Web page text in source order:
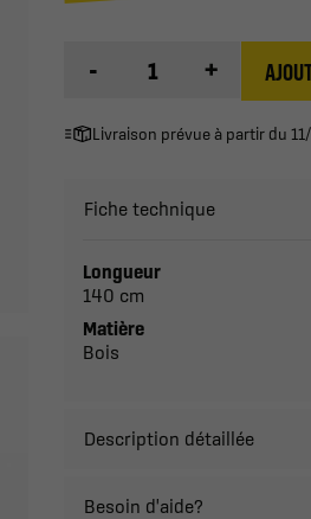
- +
Livraison prévue à partir du
Fiche technique
Longueur
140 cm
Matière
Bois
Description détaillée
Besoin d'aide?